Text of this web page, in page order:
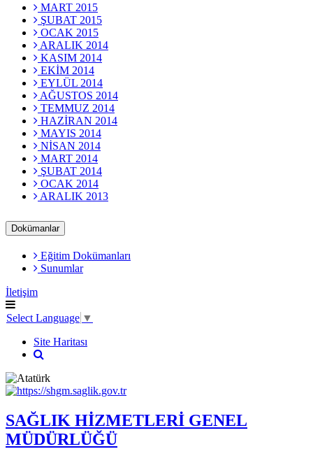
MART 2015
ŞUBAT 2015
OCAK 2015
ARALIK 2014
KASIM 2014
EKİM 2014
EYLÜL 2014
AĞUSTOS 2014
TEMMUZ 2014
HAZİRAN 2014
MAYIS 2014
NİSAN 2014
MART 2014
ŞUBAT 2014
OCAK 2014
ARALIK 2013
Dokümanlar
Eğitim Dokümanları
Sunumlar
İletişim
Select Language ▼
Site Haritası
SAĞLIK HİZMETLERİ GENEL
MÜDÜRLÜĞÜ